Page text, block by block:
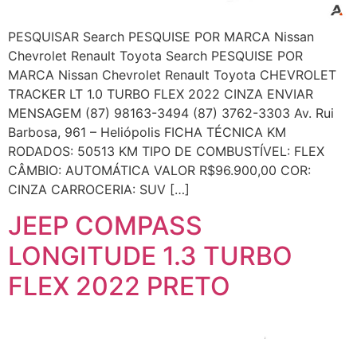
PESQUISAR Search PESQUISE POR MARCA Nissan
Chevrolet Renault Toyota Search PESQUISE POR
MARCA Nissan Chevrolet Renault Toyota CHEVROLET
TRACKER LT 1.0 TURBO FLEX 2022 CINZA ENVIAR
MENSAGEM (87) 98163-3494 (87) 3762-3303 Av. Rui
Barbosa, 961 – Heliópolis FICHA TÉCNICA KM
RODADOS: 50513 KM TIPO DE COMBUSTÍVEL: FLEX
CÂMBIO: AUTOMÁTICA VALOR R$96.900,00 COR:
CINZA CARROCERIA: SUV […]
JEEP COMPASS
LONGITUDE 1.3 TURBO
FLEX 2022 PRETO